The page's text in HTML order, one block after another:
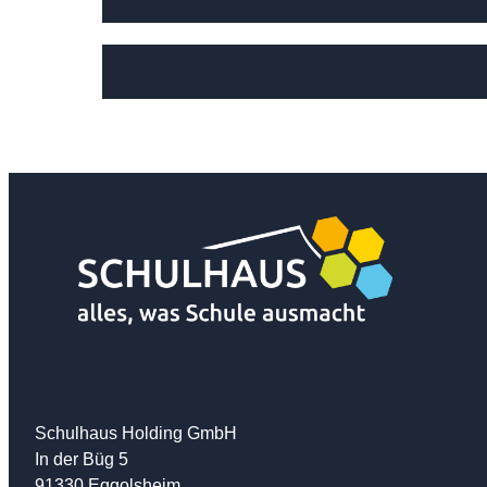
Schulhaus Holding GmbH
In der Büg 5